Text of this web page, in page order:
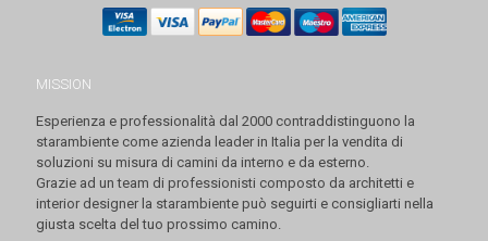
MISSION
Esperienza e professionalità dal 2000 contraddistinguono la
starambiente come azienda leader in Italia per la vendita di
soluzioni su misura di camini da interno e da esterno.
Grazie ad un team di professionisti composto da architetti e
interior designer la starambiente può seguirti e consigliarti nella
giusta scelta del tuo prossimo camino.